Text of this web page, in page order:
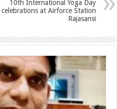
10th International Yoga Day
celebrations at Airforce Station
Rajasansi